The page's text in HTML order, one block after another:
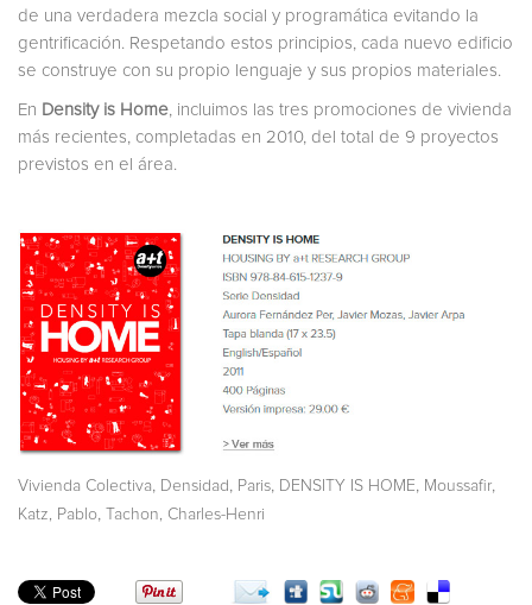
de una verdadera mezcla social y programática evitando la
gentrificación. Respetando estos principios, cada nuevo edificio
se construye con su propio lenguaje y sus propios materiales.
En Density is Home, incluimos las tres promociones de vivienda
más recientes, completadas en 2010, del total de 9 proyectos
previstos en el área.
Vivienda Colectiva, Densidad , Paris, DENSITY IS HOME, Moussafir,
Katz, Pablo, Tachon, Charles-Henri